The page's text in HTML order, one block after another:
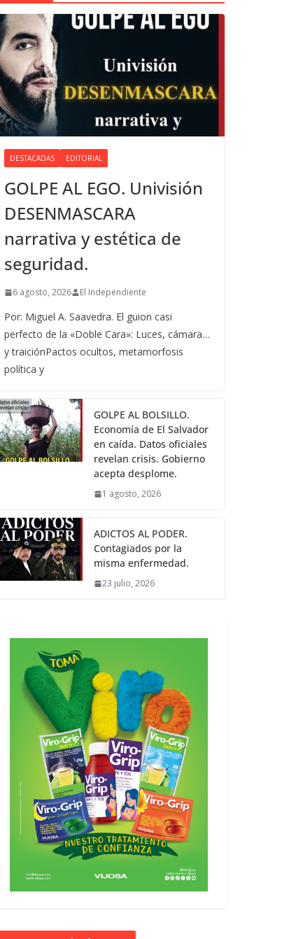
DESTACADAS EDITORIAL
GOLPE AL EGO. Univisión
DESENMASCARA
narrativa y estética de
seguridad.
6 agosto, 2026 El Independiente
Por: Miguel A. Saavedra. El guion casi
perfecto de la «Doble Cara»: Luces, cámara…
y traiciónPactos ocultos, metamorfosis
política y
GOLPE AL BOLSILLO.
Economía de El Salvador
en caída. Datos oficiales
revelan crisis. Gobierno
acepta desplome.
1 agosto, 2026
ADICTOS AL PODER.
Contagiados por la
misma enfermedad.
23 julio, 2026